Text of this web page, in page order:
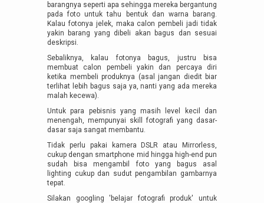
barangnya seperti apa sehingga mereka bergantung
pada foto untuk tahu bentuk dan warna barang.
Kalau fotonya jelek, maka calon pembeli jadi tidak
yakin barang yang dibeli akan bagus dan sesuai
deskripsi.
Sebaliknya, kalau fotonya bagus, justru bisa
membuat calon pembeli yakin dan percaya diri
ketika membeli produknya (asal jangan diedit biar
terlihat lebih bagus saja ya, nanti yang ada mereka
malah kecewa).
Untuk para pebisnis yang masih level kecil dan
menengah, mempunyai skill fotografi yang dasar-
dasar saja sangat membantu.
Tidak perlu pakai kamera DSLR atau Mirrorless,
cukup dengan smartphone mid hingga high-end pun
sudah bisa mengambil foto yang bagus asal
lighting cukup dan sudut pengambilan gambarnya
tepat.
Silakan googling 'belajar fotografi produk' untuk